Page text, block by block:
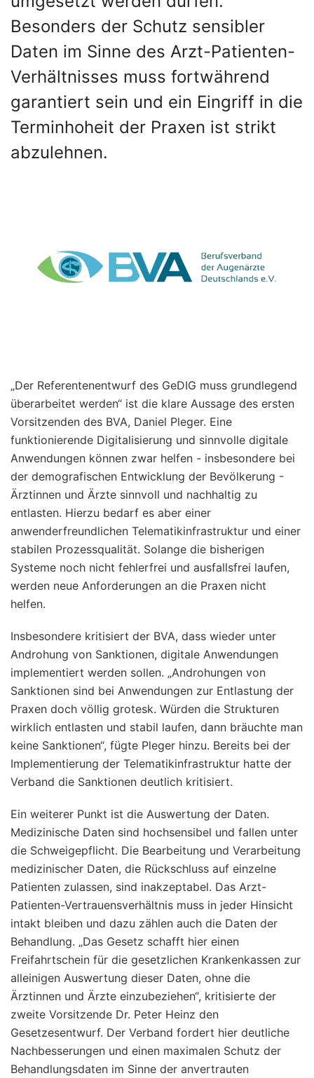
Besonders der Schutz sensibler
Daten im Sinne des Arzt-Patienten-
Verhältnisses muss fortwährend
garantiert sein und ein Eingriff in die
Terminhoheit der Praxen ist strikt
abzulehnen.
„Der Referentenentwurf des GeDIG muss grundlegend
überarbeitet werden“ ist die klare Aussage des ersten
Vorsitzenden des BVA, Daniel Pleger. Eine
funktionierende Digitalisierung und sinnvolle digitale
Anwendungen können zwar helfen - insbesondere bei
der demografischen Entwicklung der Bevölkerung -
Ärztinnen und Ärzte sinnvoll und nachhaltig zu
entlasten. Hierzu bedarf es aber einer
anwenderfreundlichen Telematikinfrastruktur und einer
stabilen Prozessqualität. Solange die bisherigen
Systeme noch nicht fehlerfrei und ausfallsfrei laufen,
werden neue Anforderungen an die Praxen nicht
helfen.
Insbesondere kritisiert der BVA, dass wieder unter
Androhung von Sanktionen, digitale Anwendungen
implementiert werden sollen. „Androhungen von
Sanktionen sind bei Anwendungen zur Entlastung der
Praxen doch völlig grotesk. Würden die Strukturen
wirklich entlasten und stabil laufen, dann bräuchte man
keine Sanktionen“, fügte Pleger hinzu. Bereits bei der
Implementierung der Telematikinfrastruktur hatte der
Verband die Sanktionen deutlich kritisiert.
Ein weiterer Punkt ist die Auswertung der Daten.
Medizinische Daten sind hochsensibel und fallen unter
die Schweigepflicht. Die Bearbeitung und Verarbeitung
medizinischer Daten, die Rückschluss auf einzelne
Patienten zulassen, sind inakzeptabel. Das Arzt-
Patienten-Vertrauensverhältnis muss in jeder Hinsicht
intakt bleiben und dazu zählen auch die Daten der
Behandlung. „Das Gesetz schafft hier einen
Freifahrtschein für die gesetzlichen Krankenkassen zur
alleinigen Auswertung dieser Daten, ohne die
Ärztinnen und Ärzte einzubeziehen“, kritisierte der
zweite Vorsitzende Dr. Peter Heinz den
Gesetzesentwurf. Der Verband fordert hier deutliche
Nachbesserungen und einen maximalen Schutz der
Behandlungsdaten im Sinne der anvertrauten